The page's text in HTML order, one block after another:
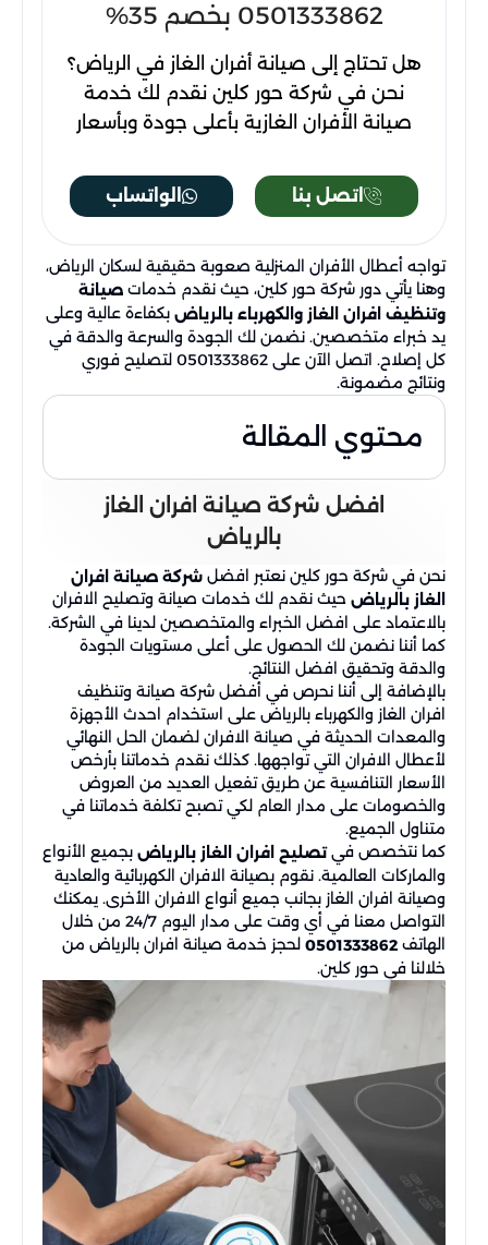
0501333862 بخصم 35%
هل تحتاج إلى صيانة أفران الغاز في الرياض؟
نحن في شركة حور كلين نقدم لك خدمة
صيانة الأفران الغازية بأعلى جودة وبأسعار
الخدمة الآن! اتصل بنا على 0501333862
واستمتع بخدمة سريعة وآمنة مع ضمان
النتائج. لا تدع الأعطال تؤثر على أدائك، ونحن
هنا لإعادة فرنك للعمل كما كان جديدًا!
اتصل بنا الواتساب
تواجه أعطال الأفران المنزلية صعوبة حقيقية لسكان الرياض،
وهنا يأتي دور شركة حور كلين، حيث نقدم خدمات صيانة
وتنظيف افران الغاز والكهرباء بالرياض بكفاءة عالية وعلى
يد خبراء متخصصين. نضمن لك الجودة والسرعة والدقة في
كل إصلاح. اتصل الآن على 0501333862 لتصليح فوري
ونتائج مضمونة.
محتوي المقالة
افضل شركة صيانة افران الغاز
بالرياض
نحن في شركة حور كلين نعتبر افضل شركة صيانة افران
الغاز بالرياض حيث نقدم لك خدمات صيانة وتصليح الافران
بالاعتماد على افضل الخبراء والمتخصصين لدينا في الشركة.
كما أننا نضمن لك الحصول على أعلى مستويات الجودة
والدقة وتحقيق افضل النتائج.
بالإضافة إلى أننا نحرص في أفضل شركة صيانة وتنظيف
افران الغاز والكهرباء بالرياض على استخدام احدث الأجهزة
والمعدات الحديثة في صيانة الافران لضمان الحل النهائي
لأعطال الافران التي تواجهها. كذلك نقدم خدماتنا بأرخص
الأسعار التنافسية عن طريق تفعيل العديد من العروض
والخصومات على مدار العام لكي تصبح تكلفة خدماتنا في
متناول الجميع.
كما نتخصص فيتصليح افران الغاز بالرياض بجميع الأنواع
والماركات العالمية. نقوم بصيانة الافران الكهربائية والعادية
وصيانة افران الغاز بجانب جميع أنواع الافران الأخرى. يمكنك
التواصل معنا في أي وقت على مدار اليوم 24/7 من خلال
الهاتف 0501333862 لحجز خدمة صيانة افران بالرياض من
خلالنا في حور كلين.